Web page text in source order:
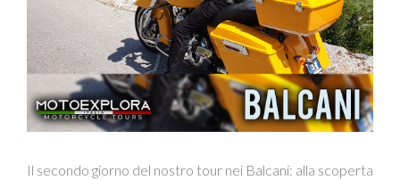
Il secondo giorno del nostro tour nei Balcani: alla scoperta